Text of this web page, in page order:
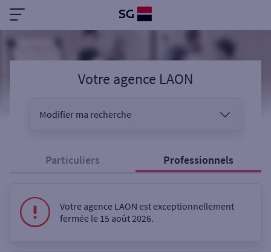
Votre agence LAON
Modifier ma recherche
Sélectionnez votre recherche
Particuliers Professionnels
Votre agence LAON est exceptionnellement
fermée le 15 août 2026.